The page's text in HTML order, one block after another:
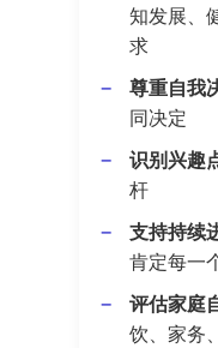
知发展、
求
尊重自我
同决定
识别兴趣
杆
支持持续
肯定每一
评估家庭
饮、家务